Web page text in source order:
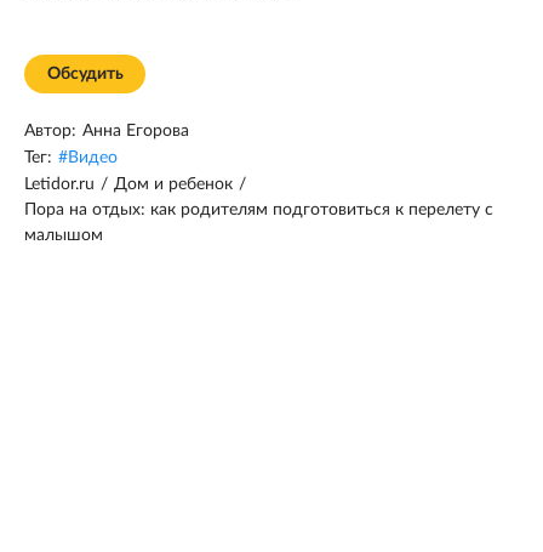
Обсудить
Автор: Анна Егорова
Тег: #Видео
Letidor.ru / Дом и ребенок /
Пора на отдых: как родителям подготовиться к перелету с
малышом